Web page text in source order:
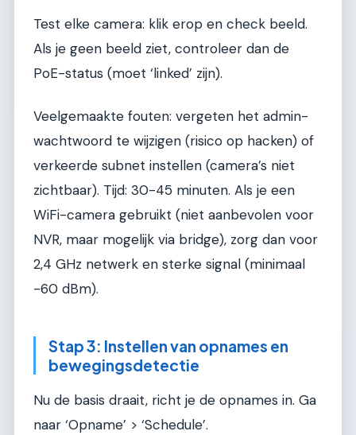
Test elke camera: klik erop en check beeld.
Als je geen beeld ziet, controleer dan de
PoE-status (moet ‘linked’ zijn).
Veelgemaakte fouten: vergeten het admin-
wachtwoord te wijzigen (risico op hacken) of
verkeerde subnet instellen (camera’s niet
zichtbaar). Tijd: 30-45 minuten. Als je een
WiFi-camera gebruikt (niet aanbevolen voor
NVR, maar mogelijk via bridge), zorg dan voor
2,4 GHz netwerk en sterke signal (minimaal
-60 dBm).
Stap 3: Instellen van opnames en
bewegingsdetectie
Nu de basis draait, richt je de opnames in. Ga
naar ‘Opname’ > ‘Schedule’.